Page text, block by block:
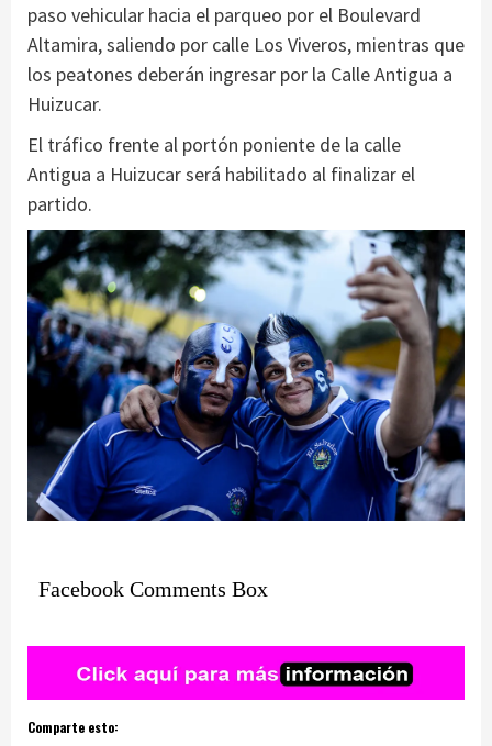
paso vehicular hacia el parqueo por el Boulevard
Altamira, saliendo por calle Los Viveros, mientras que
los peatones deberán ingresar por la Calle Antigua a
Huizucar.
El tráfico frente al portón poniente de la calle
Antigua a Huizucar será habilitado al finalizar el
partido.
Facebook Comments Box
Comparte esto: